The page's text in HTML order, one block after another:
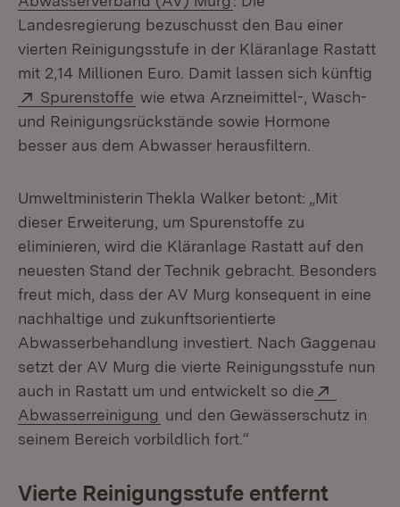
Landesregierung bezuschusst den Bau einer
vierten Reinigungsstufe in der Kläranlage Rastatt
mit 2,14 Millionen Euro. Damit lassen sich künftig
Extern:
Spurenstoffe (Öffnet in neuem Fenster)
wie etwa Arzneimittel-, Wasch-
und Reinigungsrückstände sowie Hormone
besser aus dem Abwasser herausfiltern.
Umweltministerin Thekla Walker betont: „Mit
dieser Erweiterung, um Spurenstoffe zu
eliminieren, wird die Kläranlage Rastatt auf den
neuesten Stand der Technik gebracht. Besonders
freut mich, dass der AV Murg konsequent in eine
nachhaltige und zukunftsorientierte
Abwasserbehandlung investiert. Nach Gaggenau
setzt der AV Murg die vierte Reinigungsstufe nun
auch in Rastatt um und entwickelt so die
Abwasserreinigung (Öffnet in neuem Fenster)
und den Gewässerschutz in
seinem Bereich vorbildlich fort.“
Vierte Reinigungsstufe entfernt